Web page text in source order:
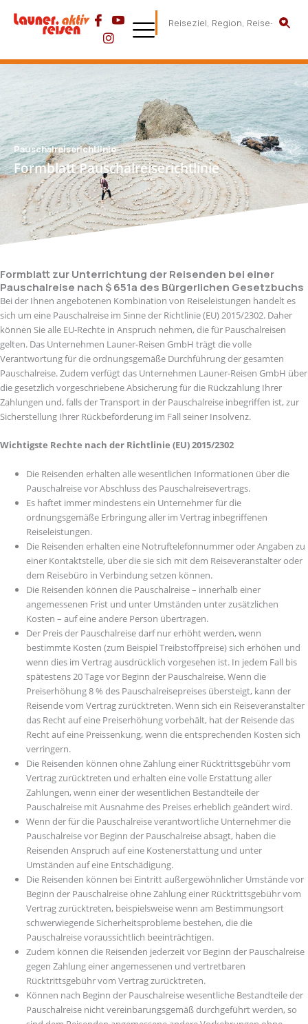
Pauschalreiserichtlinie
Formblatt Pauschalreiserichtlinie
Formblatt zur Unterrichtung der Reisenden bei einer
Pauschalreise nach $ 651a des Bürgerlichen Gesetzbuchs
Bei der Ihnen angebotenen Kombination von Reiseleistungen handelt es
sich um eine Pauschalreise im Sinne der Richtlinie (EU) 2015/2302. Daher
können Sie alle EU-Rechte in Anspruch nehmen, die für Pauschalreisen
gelten. Das Unternehmen Launer-Reisen GmbH trägt die volle
Verantwortung für die ordnungsgemäße Durchführung der gesamten
Pauschalreise. Zudem verfügt das Unternehmen Launer-Reisen GmbH über
die gesetzlich vorgeschriebene Absicherung für die Rückzahlung Ihrer
Zahlungen und, falls der Transport in der Pauschalreise inbegriffen ist, zur
Sicherstellung Ihrer Rückbeförderung im Fall seiner Insolvenz.
Wichtigste Rechte nach der Richtlinie (EU) 2015/2302
Die Reisenden erhalten alle wesentlichen Informationen über die
Pauschalreise vor Abschluss des Pauschalreisevertrags.
Es haftet immer mindestens ein Unternehmer für die
ordnungsgemäße Erbringung aller im Vertrag inbegriffenen
Reiseleistungen.
Die Reisenden erhalten eine Notruftelefonnummer oder Angaben zu
einer Kontaktstelle, über die sie sich mit dem Reiseveranstalter oder
dem Reisebüro in Verbindung setzen können.
Die Reisenden können die Pauschalreise – innerhalb einer
angemessenen Frist und unter Umständen unter zusätzlichen
Kosten – auf eine andere Person übertragen.
Der Preis der Pauschalreise darf nur erhöht werden, wenn
bestimmte Kosten (zum Beispiel Treibstoffpreise) sich erhöhen und
wenn dies im Vertrag ausdrücklich vorgesehen ist. In jedem Fall bis
spätestens 20 Tage vor Beginn der Pauschalreise. Wenn die
Preiserhöhung 8 % des Pauschalreisepreises übersteigt, kann der
Reisende vom Vertrag zurücktreten. Wenn sich ein Reiseveranstalter
das Recht auf eine Preiserhöhung vorbehält, hat der Reisende das
Recht auf eine Preissenkung, wenn die entsprechenden Kosten sich
verringern.
Die Reisenden können ohne Zahlung einer Rücktrittsgebühr vom
Vertrag zurücktreten und erhalten eine volle Erstattung aller
Zahlungen, wenn einer der wesentlichen Bestandteile der
Pauschalreise mit Ausnahme des Preises erheblich geändert wird.
Wenn der für die Pauschalreise verantwortliche Unternehmer die
Pauschalreise vor Beginn der Pauschalreise absagt, haben die
Reisenden Anspruch auf eine Kostenerstattung und unter
Umständen auf eine Entschädigung.
Die Reisenden können bei Eintritt außergewöhnlicher Umstände vor
Beginn der Pauschalreise ohne Zahlung einer Rücktrittsgebühr vom
Vertrag zurücktreten, beispielsweise wenn am Bestimmungsort
schwerwiegende Sicherheitsprobleme bestehen, die die
Pauschalreise voraussichtlich beeinträchtigen.
Zudem können die Reisenden jederzeit vor Beginn der Pauschalreise
gegen Zahlung einer angemessenen und vertretbaren
Rücktrittsgebühr vom Vertrag zurücktreten.
Können nach Beginn der Pauschalreise wesentliche Bestandteile der
Pauschalreise nicht vereinbarungsgemäß durchgeführt werden, so